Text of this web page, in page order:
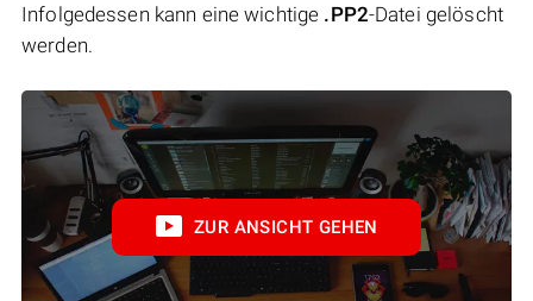
Infolgedessen kann eine wichtige .PP2-Datei gelöscht
werden.
ZUR ANSICHT GEHEN